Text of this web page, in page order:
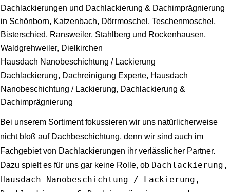
Dachlackierungen und Dachlackierung & Dachimprägnierung
in Schönborn, Katzenbach, Dörrmoschel, Teschenmoschel,
Bisterschied, Ransweiler, Stahlberg und Rockenhausen,
Waldgrehweiler, Dielkirchen
Hausdach Nanobeschichtung / Lackierung
Dachlackierung, Dachreinigung Experte, Hausdach
Nanobeschichtung / Lackierung, Dachlackierung &
Dachimprägnierung
Bei unserem Sortiment fokussieren wir uns natürlicherweise
nicht bloß auf Dachbeschichtung, denn wir sind auch im
Fachgebiet von Dachlackierungen ihr verlässlicher Partner.
Dazu spielt es für uns gar keine Rolle, ob Dachlackierung,
Hausdach Nanobeschichtung / Lackierung,